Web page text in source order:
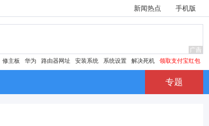
新闻热点 手机版
修主板 华为 路由器网址 安装系统 系统设置 解决死机 领取支付宝红包
专题